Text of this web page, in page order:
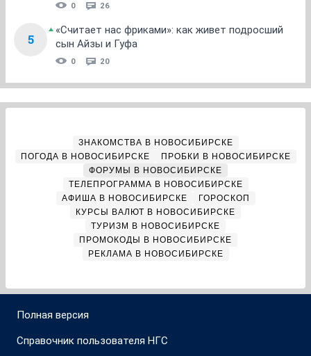
0 26
5
«Считает нас фриками»: как живет подросший
сын Айзы и Гуфа
0 20
ЗНАКОМСТВА В НОВОСИБИРСКЕ
ПОГОДА В НОВОСИБИРСКЕ
ПРОБКИ В НОВОСИБИРСКЕ
ФОРУМЫ В НОВОСИБИРСКЕ
ТЕЛЕПРОГРАММА В НОВОСИБИРСКЕ
АФИША В НОВОСИБИРСКЕ
ГОРОСКОП
КУРСЫ ВАЛЮТ В НОВОСИБИРСКЕ
ТУРИЗМ В НОВОСИБИРСКЕ
ПРОМОКОДЫ В НОВОСИБИРСКЕ
РЕКЛАМА В НОВОСИБИРСКЕ
Полная версия
Справочник пользователя НГС